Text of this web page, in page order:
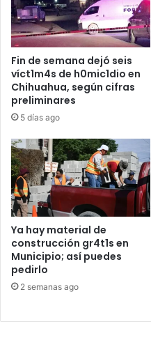
Fin de semana dejó seis
víct1m4s de h0mic1dio en
Chihuahua, según cifras
preliminares
5 días ago
Ya hay material de
construcción gr4t1s en
Municipio; así puedes
pedirlo
2 semanas ago